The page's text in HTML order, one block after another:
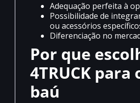
Adequação perfeita à
Possibilidade de
ou acessórios
Diferenciação no
Por que
4TRUCK para
baú